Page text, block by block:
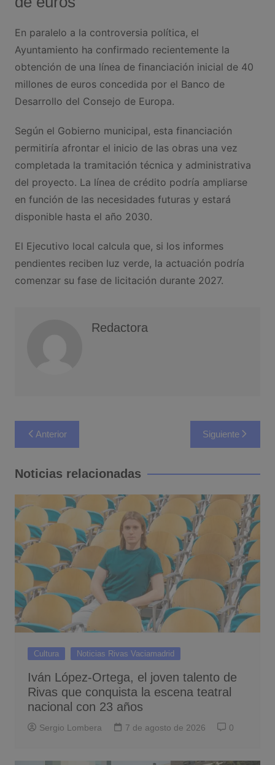
En paralelo a la controversia política, el
Ayuntamiento ha confirmado recientemente la
obtención de una línea de financiación inicial de 40
millones de euros concedida por el Banco de
Desarrollo del Consejo de Europa.
Según el Gobierno municipal, esta financiación
permitiría afrontar el inicio de las obras una vez
completada la tramitación técnica y administrativa
del proyecto. La línea de crédito podría ampliarse
en función de las necesidades futuras y estará
disponible hasta el año 2030.
El Ejecutivo local calcula que, si los informes
pendientes reciben luz verde, la actuación podría
comenzar su fase de licitación durante 2027.
Redactora
Navegación
de
entradas
Anterior Siguiente
Noticias relacionadas
Cultura Noticias Rivas Vaciamadrid
Iván López-Ortega, el joven talento de
Rivas que conquista la escena teatral
nacional con 23 años
Sergio Lombera 7 de agosto de 2026 0